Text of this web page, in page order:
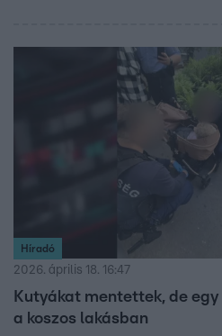
Híradó
2026. április 18. 16:47
Kutyákat mentettek, de
a koszos lakásban